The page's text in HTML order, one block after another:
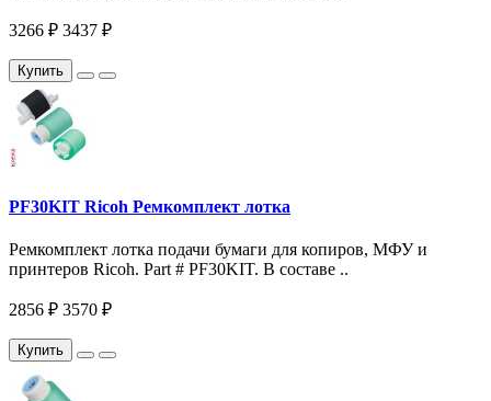
3266 ₽ 3437 ₽
Купить
PF30KIT Ricoh Ремкомплект лотка
Ремкомплект лотка подачи бумаги для копиров, МФУ и
принтеров Ricoh. Part # PF30KIT. В составе ..
2856 ₽ 3570 ₽
Купить